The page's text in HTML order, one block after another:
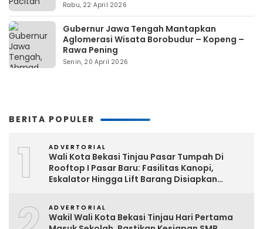
Rabu, 22 April 2026
Gubernur Jawa Tengah Mantapkan
Aglomerasi Wisata Borobudur – Kopeng –
Rawa Pening
Senin, 20 April 2026
BERITA POPULER
1 ADVERTORIAL
Wali Kota Bekasi Tinjau Pasar Tumpah Di
Rooftop I Pasar Baru: Fasilitas Kanopi,
Eskalator Hingga Lift Barang Disiapkan
ADVERTORIAL
Wakil Wali Kota Bekasi Tinjau Hari Pertama